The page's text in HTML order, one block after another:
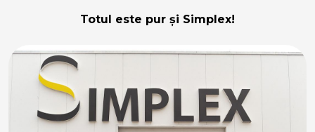
Totul este pur și Simplex!